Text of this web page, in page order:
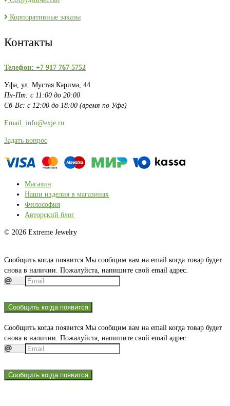
Корпоративные заказы
Контакты
Телефон: +7 917 767 5752
Уфа, ул. Мустая Карима, 44
Пн-Пт: с 11:00 до 20:00
Сб-Вс: с 12:00 до 18:00 (время по Уфе)
Email: info@exje.ru
Задать вопрос
Магазин
Наши изделия в магазинах
Философия
Авторский блог
© 2026 Extreme Jewelry
Сообщить когда появится Мы сообщим вам на email когда товар будет
снова в наличии. Пожалуйста, напишите свой email адрес.
Сообщить когда появится
Сообщить когда появится Мы сообщим вам на email когда товар будет
снова в наличии. Пожалуйста, напишите свой email адрес.
Сообщить когда появится